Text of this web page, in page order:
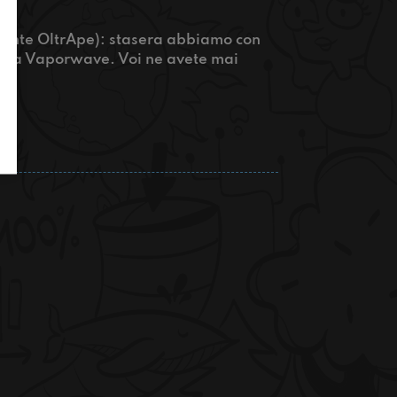
OltrApe): stasera abbiamo con
Vaporwave. Voi ne avete mai